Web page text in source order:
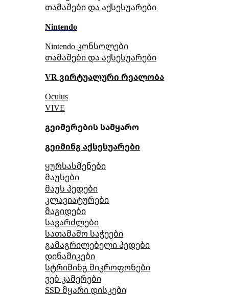
თამაშები და აქსესუარები
Nintendo
Nintendo კონსოლები
თამაშები და აქსესუარები
VR ვირტუალური რეალობა
Oculus
VIVE
გეიმერების სამყარო
გეიმინგ აქსესუარები
ყურსასმენები
მაუსები
მაუს პედები
კლავიატურები
მაგიდები
სავარძლები
სათამაშო საჭეები
გამაგრილებელი პედები
დინამიკები
სტრიმინგ მიკროფონები
ვებ კამერები
SSD მყარი დისკები